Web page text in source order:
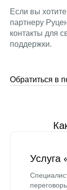
Если вы
партнеру
контакты для
поддержки.
Обратиться в
Услуга